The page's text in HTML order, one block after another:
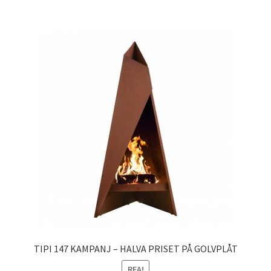
TIPI 147 KAMPANJ – HALVA PRISET PÅ GOLVPLÅT